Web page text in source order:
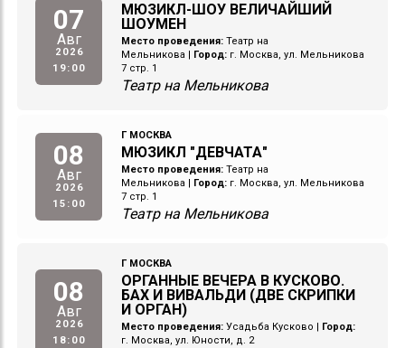
07
Авг
2026
19:00
МЮЗИКЛ-ШОУ ВЕЛИЧАЙШИЙ
ШОУМЕН
Место проведения: Театр на
Мельникова
Город: г. Москва, ул. Мельникова
7 стр. 1
Театр на Мельникова
08
Авг
2026
15:00
Г МОСКВА
МЮЗИКЛ "ДЕВЧАТА"
Место проведения: Театр на
Мельникова
Город: г. Москва, ул. Мельникова
7 стр. 1
Театр на Мельникова
08
Авг
2026
18:00
Г МОСКВА
ОРГАННЫЕ ВЕЧЕРА В КУСКОВО.
БАХ И ВИВАЛЬДИ (ДВЕ СКРИПКИ
И ОРГАН)
Место проведения: Усадьба Кусково
Город:
г. Москва, ул. Юности, д. 2